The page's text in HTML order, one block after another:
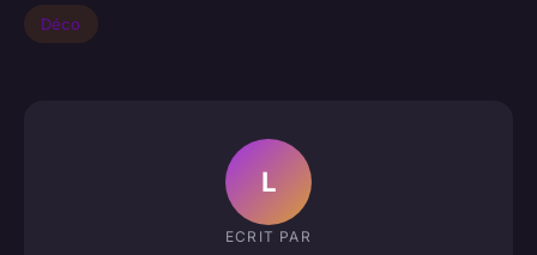
Déco
L
ECRIT PAR